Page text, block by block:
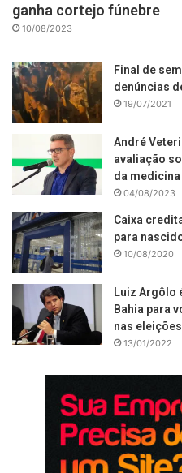
ganha cortejo fúnebre
10/08/2023
Final de
denúncias
19/07/2021
André
avaliação
da
04/08/2023
Caixa
para
10/08/2020
Luiz Argôlo
Bahia para
nas
13/01/2022